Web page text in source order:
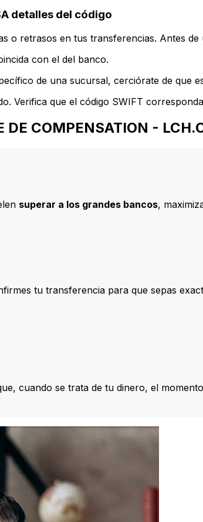
detalles del código
o retrasos en tus transferencias. Antes
con el del banco.
de una sucursal, cerciórate de que
Verifica que el código SWIFT
COMPENSATION -
superar a los grandes bancos,
tu transferencia para que sepas
cuando se trata de tu dinero, el